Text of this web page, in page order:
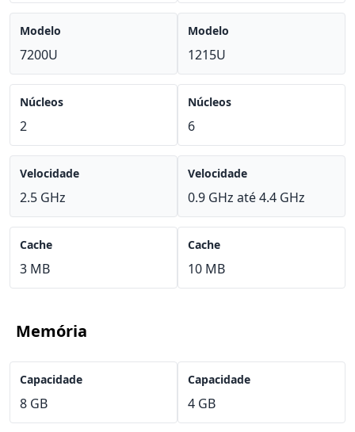
Modelo
7200U
Núcleos
2
Velocidade
2.5 GHz
Cache
3 MB
Modelo
1215U
Núcleos
6
Velocidade
0.9 GHz até 4.4 GHz
Cache
10 MB
Memória
Capacidade
8 GB
Capacidade
4 GB